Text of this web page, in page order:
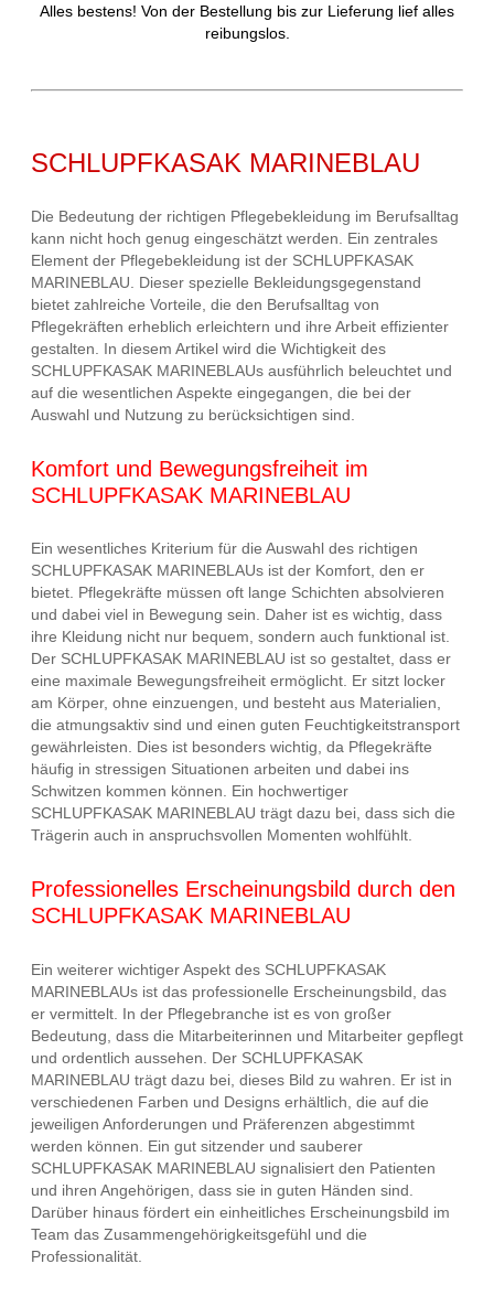
Alles bestens! Von der Bestellung bis zur Lieferung lief alles
reibungslos.
SCHLUPFKASAK MARINEBLAU
Die Bedeutung der richtigen Pflegebekleidung im Berufsalltag
kann nicht hoch genug eingeschätzt werden. Ein zentrales
Element der Pflegebekleidung ist der SCHLUPFKASAK
MARINEBLAU. Dieser spezielle Bekleidungsgegenstand
bietet zahlreiche Vorteile, die den Berufsalltag von
Pflegekräften erheblich erleichtern und ihre Arbeit effizienter
gestalten. In diesem Artikel wird die Wichtigkeit des
SCHLUPFKASAK MARINEBLAUs ausführlich beleuchtet und
auf die wesentlichen Aspekte eingegangen, die bei der
Auswahl und Nutzung zu berücksichtigen sind.
Komfort und Bewegungsfreiheit im
SCHLUPFKASAK MARINEBLAU
Ein wesentliches Kriterium für die Auswahl des richtigen
SCHLUPFKASAK MARINEBLAUs ist der Komfort, den er
bietet. Pflegekräfte müssen oft lange Schichten absolvieren
und dabei viel in Bewegung sein. Daher ist es wichtig, dass
ihre Kleidung nicht nur bequem, sondern auch funktional ist.
Der SCHLUPFKASAK MARINEBLAU ist so gestaltet, dass er
eine maximale Bewegungsfreiheit ermöglicht. Er sitzt locker
am Körper, ohne einzuengen, und besteht aus Materialien,
die atmungsaktiv sind und einen guten Feuchtigkeitstransport
gewährleisten. Dies ist besonders wichtig, da Pflegekräfte
häufig in stressigen Situationen arbeiten und dabei ins
Schwitzen kommen können. Ein hochwertiger
SCHLUPFKASAK MARINEBLAU trägt dazu bei, dass sich die
Trägerin auch in anspruchsvollen Momenten wohlfühlt.
Professionelles Erscheinungsbild durch den
SCHLUPFKASAK MARINEBLAU
Ein weiterer wichtiger Aspekt des SCHLUPFKASAK
MARINEBLAUs ist das professionelle Erscheinungsbild, das
er vermittelt. In der Pflegebranche ist es von großer
Bedeutung, dass die Mitarbeiterinnen und Mitarbeiter gepflegt
und ordentlich aussehen. Der SCHLUPFKASAK
MARINEBLAU trägt dazu bei, dieses Bild zu wahren. Er ist in
verschiedenen Farben und Designs erhältlich, die auf die
jeweiligen Anforderungen und Präferenzen abgestimmt
werden können. Ein gut sitzender und sauberer
SCHLUPFKASAK MARINEBLAU signalisiert den Patienten
und ihren Angehörigen, dass sie in guten Händen sind.
Darüber hinaus fördert ein einheitliches Erscheinungsbild im
Team das Zusammengehörigkeitsgefühl und die
Professionalität.